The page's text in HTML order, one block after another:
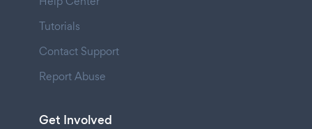
Tutorials
Contact Support
Report Abuse
Get Involved